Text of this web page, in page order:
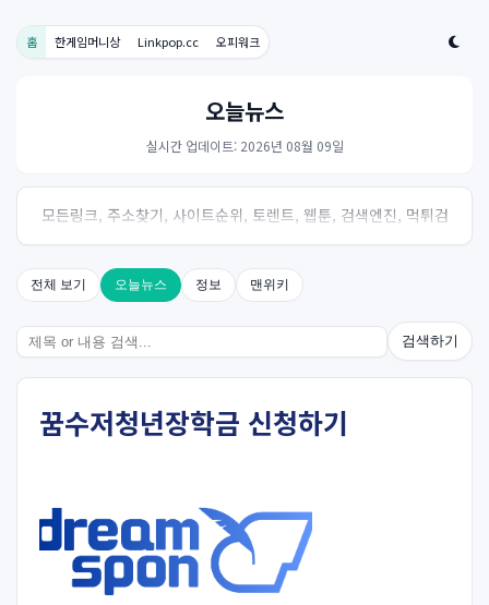
홈 한게임머니상 Linkpop.cc 오피워크
오늘뉴스
실시간 업데이트: 2026년 08월 09일
모든링크, 주소찾기, 사이트순위, 토렌트, 웹툰, 검색엔진, 먹튀검
증, 스포츠, 드라마, 커뮤니티 링크사이트! 여기여
전체 보기 오늘뉴스 정보 맨위키
검색하기
꿈수저청년장학금 신청하기